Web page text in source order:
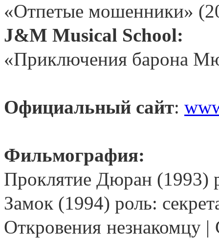
«Отпетые мошенники»
J&M Musical School:
«Приключения барона
Официальный сайт:
Фильмография:
Проклятие Дюран (1993)
Замок (1994) роль:
Откровения незнакомцу